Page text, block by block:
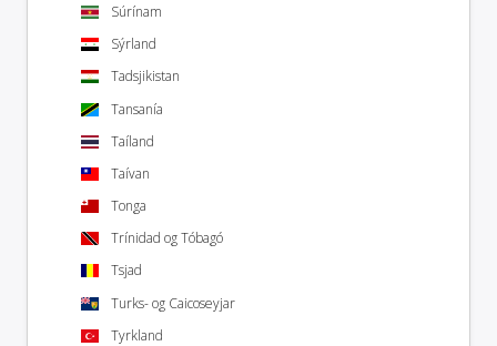
Súrínam
Sýrland
Tadsjikistan
Tansanía
Taíland
Taívan
Tonga
Trínidad og Tóbagó
Tsjad
Turks- og Caicoseyjar
Tyrkland